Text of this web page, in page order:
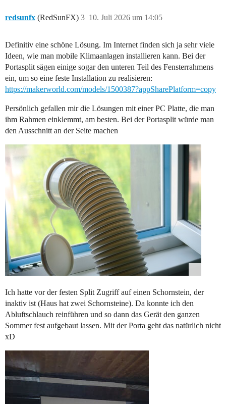
redsunfx (RedSunFX) 10. Juli 2026 um 14:05
3
Definitiv eine schöne Lösung. Im Internet finden sich ja sehr viele
Ideen, wie man mobile Klimaanlagen installieren kann. Bei der
Portasplit sägen einige sogar den unteren Teil des Fensterrahmens
ein, um so eine feste Installation zu realisieren:
https://makerworld.com/models/1500387?appSharePlatform=copy
Persönlich gefallen mir die Lösungen mit einer PC Platte, die man
ihm Rahmen einklemmt, am besten. Bei der Portasplit würde man
den Ausschnitt an der Seite machen
Ich hatte vor der festen Split Zugriff auf einen Schornstein, der
inaktiv ist (Haus hat zwei Schornsteine). Da konnte ich den
Abluftschlauch reinführen und so dann das Gerät den ganzen
Sommer fest aufgebaut lassen. Mit der Porta geht das natürlich nicht
xD